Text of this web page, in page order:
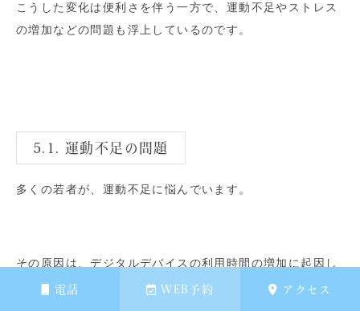
電話 WEB予約 アクセス
こうした変化は便利さを伴う一方で、運動不足やストレス
の増加などの問題も浮上しているのです。
5.1. 運動不足の問題
多くの若者が、運動不足に悩んでいます。
その原因は、デジタルデバイスの利用時間の増加に起因し
ているのです。これにより、長時間座りっぱなしの状態が